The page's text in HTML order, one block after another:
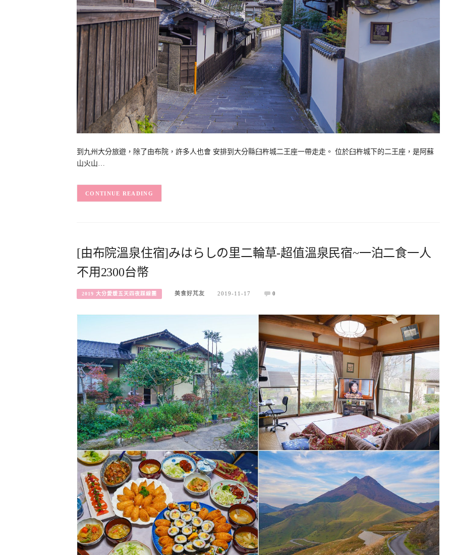
到九州大分旅遊，除了由布院，許多人也會 安排到大分縣臼杵城二王座一帶走走。 位於臼杵城下的二王座，是阿蘇
山火山…
CONTINUE READING
[由布院溫泉住宿]みはらしの里二輪草-超值溫泉民宿~一泊二食一人
不用2300台幣
2019 大分愛媛五天四夜踩線團 美食好芃友 2019-11-17 0